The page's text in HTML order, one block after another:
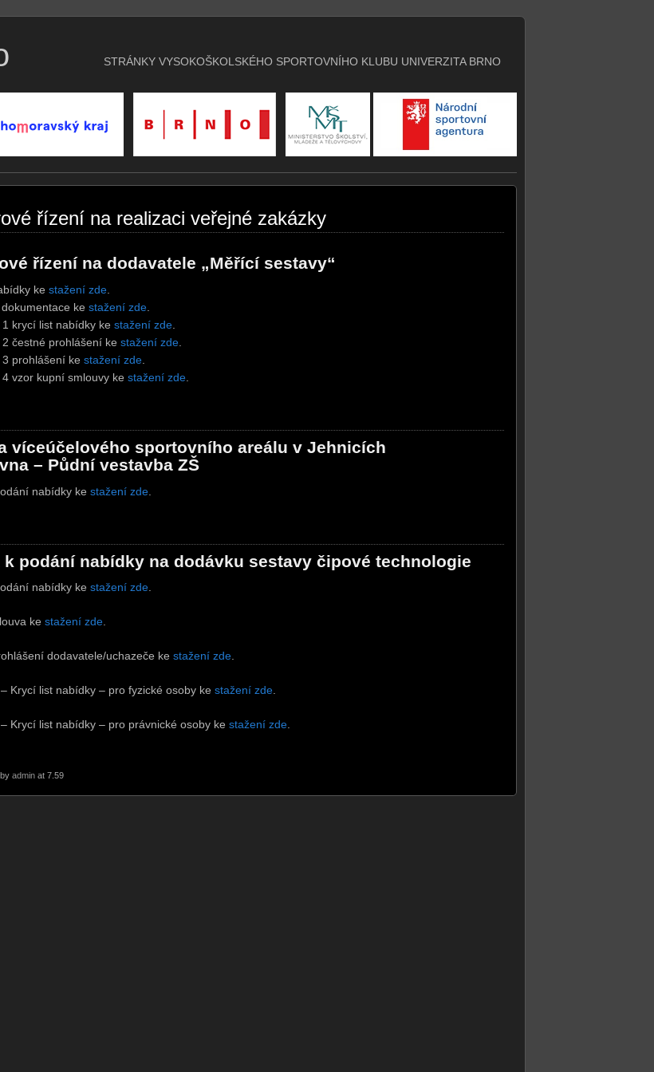
STRÁNKY VYSOKOŠKOLSKÉHO SPORTOVNÍHO KLUBU UNIVERZITA BRNO
řízení na realizaci veřejné zakázky
řízení na dodavatele „Měřící sestavy“
ke stažení zde
ke stažení zde
krycí list nabídky ke stažení zde
čestné prohlášení ke stažení zde
prohlášení ke stažení zde
vzor kupní smlouvy ke stažení zde
víceúčelového sportovního areálu v Jehnicích
– Půdní vestavba ZŠ
nabídky ke stažení zde
k podání nabídky na dodávku sestavy čipové technologie
nabídky ke stažení zde.
ke stažení zde.
dodavatele/uchazeče ke stažení zde
Krycí list nabídky – pro fyzické osoby ke stažení zde
Krycí list nabídky – pro právnické osoby ke stažení zde
admin at 7.59